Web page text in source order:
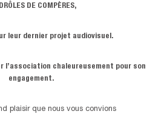
DE COMPÈRES,
leur dernier projet audiovisuel.
l’association chaleureusement pour son
engagement.
plaisir que nous vous convions